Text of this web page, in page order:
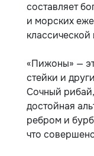
составляет
и морских
«Пижоны» —
стейки и
Сочный
достойная
ребром и
что